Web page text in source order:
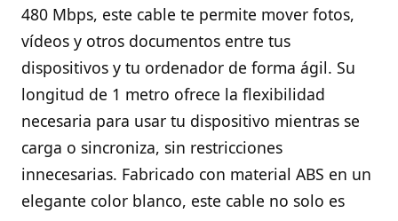
480 Mbps, este cable te permite mover fotos,
vídeos y otros documentos entre tus
dispositivos y tu ordenador de forma ágil. Su
longitud de 1 metro ofrece la flexibilidad
necesaria para usar tu dispositivo mientras se
carga o sincroniza, sin restricciones
innecesarias. Fabricado con material ABS en un
elegante color blanco, este cable no solo es